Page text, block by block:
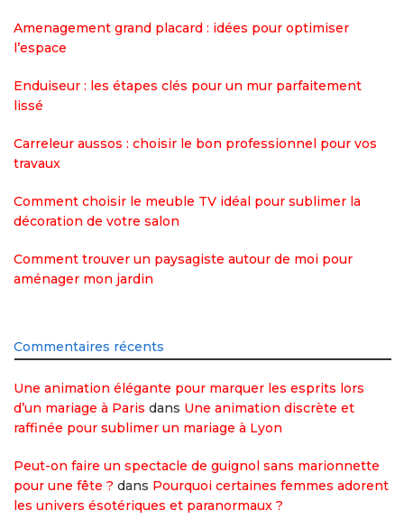
Amenagement grand placard : idées pour optimiser
l’espace
Enduiseur : les étapes clés pour un mur parfaitement
lissé
Carreleur aussos : choisir le bon professionnel pour vos
travaux
Comment choisir le meuble TV idéal pour sublimer la
décoration de votre salon
Comment trouver un paysagiste autour de moi pour
aménager mon jardin
Commentaires récents
Une animation élégante pour marquer les esprits lors
d’un mariage à Paris dans Une animation discrète et
raffinée pour sublimer un mariage à Lyon
Peut-on faire un spectacle de guignol sans marionnette
pour une fête ? dans Pourquoi certaines femmes adorent
les univers ésotériques et paranormaux ?